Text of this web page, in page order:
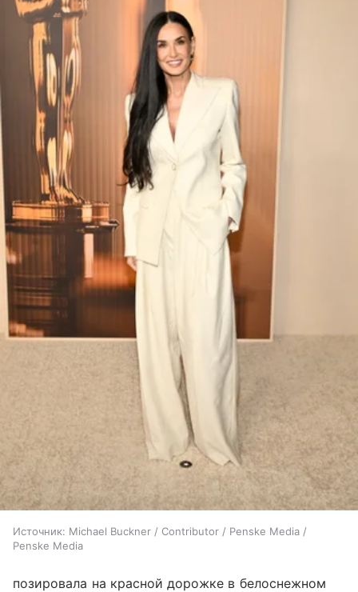
Источник: Michael Buckner / Contributor / Penske Media /
Penske Media
позировала на красной дорожке в белоснежном